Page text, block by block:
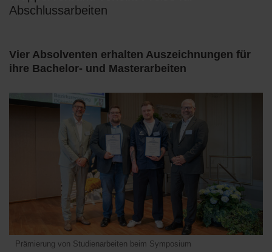
Abschlussarbeiten
Vier Absolventen erhalten Auszeichnungen für
ihre Bachelor- und Masterarbeiten
Prämierung von Studienarbeiten beim Symposium